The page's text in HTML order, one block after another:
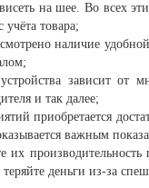
на шее. Во всех
товара;
наличие
зависит от
и так далее;
приобретается
важным
их
деньги из-за